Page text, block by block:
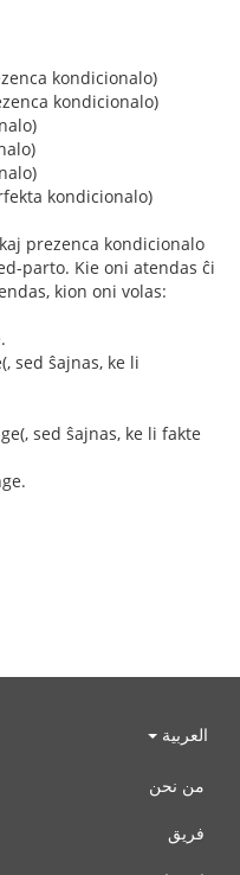
kondicionalo)
kondicionalo)
kondicionalo)
prezenca kondicionalo
parto. Kie oni atendas ĉi
kion oni volas:
sed ŝajnas, ke li
sed ŝajnas, ke li fakte
العربية
من نحن
فريق